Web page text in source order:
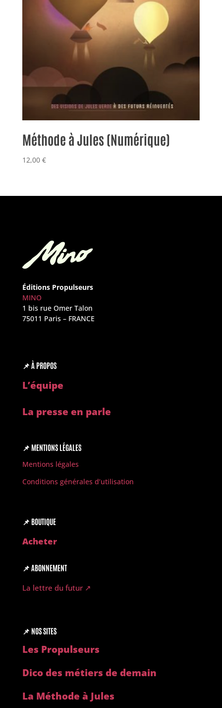
Méthode à Jules (Numérique)
12,00 €
Éditions Propulseurs
MINO
1 bis rue Omer Talon
75011 Paris – FRANCE
📌 À PROPOS
L’équipe
La presse en parle
📌 MENTIONS LÉGALES
Mentions légales
Conditions générales d’utilisation
📌 BOUTIQUE
Acheter
📌 ABONNEMENT
La lettre du futur ↗︎
📌 NOS SITES
Les Propulseurs
Dico des métiers de demain
La Méthode à Jules